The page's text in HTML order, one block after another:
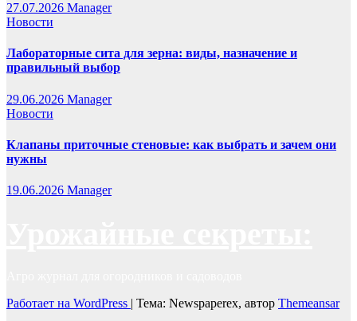
27.07.2026 Manager
Новости
Лабораторные сита для зерна: виды, назначение и
правильный выбор
29.06.2026 Manager
Новости
Клапаны приточные стеновые: как выбрать и зачем они
нужны
19.06.2026 Manager
Работает на WordPress | Тема: Newspaperex, автор Themeansar